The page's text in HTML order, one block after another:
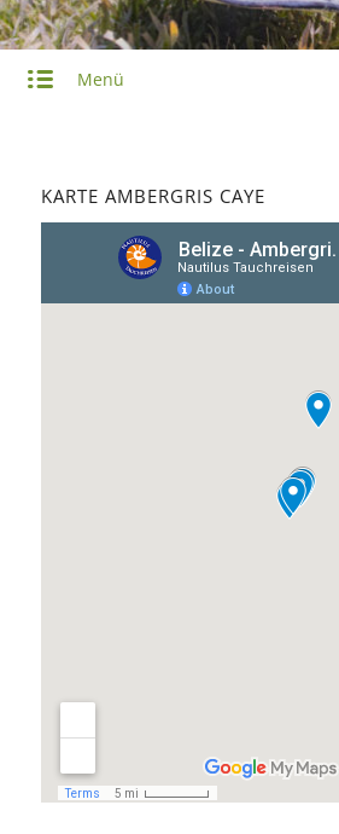
Menü
KARTE AMBERGRIS CAYE